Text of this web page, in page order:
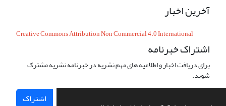
آخرین اخبار
Creative Commons Attribution Non Commercial 4.0 International
اشتراک خبرنامه
برای دریافت اخبار و اطلاعیه های مهم نشریه در خبرنامه نشریه مشترک
شوید.
اشتراک